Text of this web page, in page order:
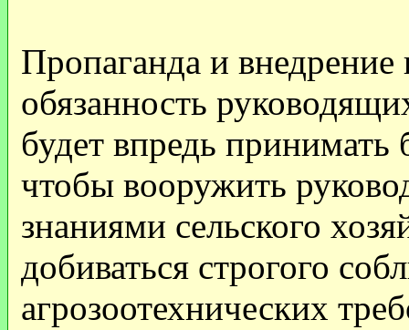
Пропаганда и
обязанность
будет впредь
чтобы вооружить
знаниями сельского
добиваться строгого
агрозоотехнических